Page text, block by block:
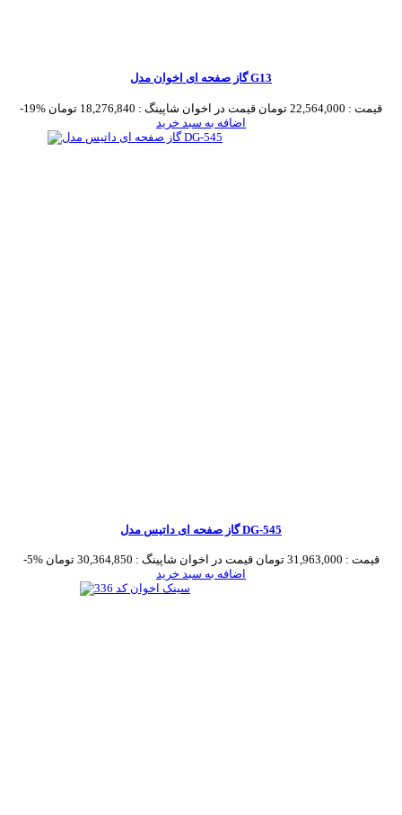
گاز صفحه ای اخوان مدل G13
-19% قیمت : 22,564,000 تومان قیمت در اخوان شاپینگ : 18,276,840 تومان
اضافه به سبد خرید
گاز صفحه ای داتیس مدل DG-545
-5% قیمت : 31,963,000 تومان قیمت در اخوان شاپینگ : 30,364,850 تومان
اضافه به سبد خرید